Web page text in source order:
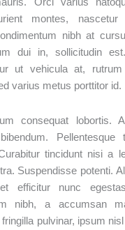
montes, nascetur
nibh at
dui in, sollicitudin
ut vehicula at,
varius metus porttitor id.
consequat lobortis.
Pellentesque
tincidunt nisi a
Suspendisse potenti.
efficitur nunc
nibh, a accumsan
pulvinar, ipsum